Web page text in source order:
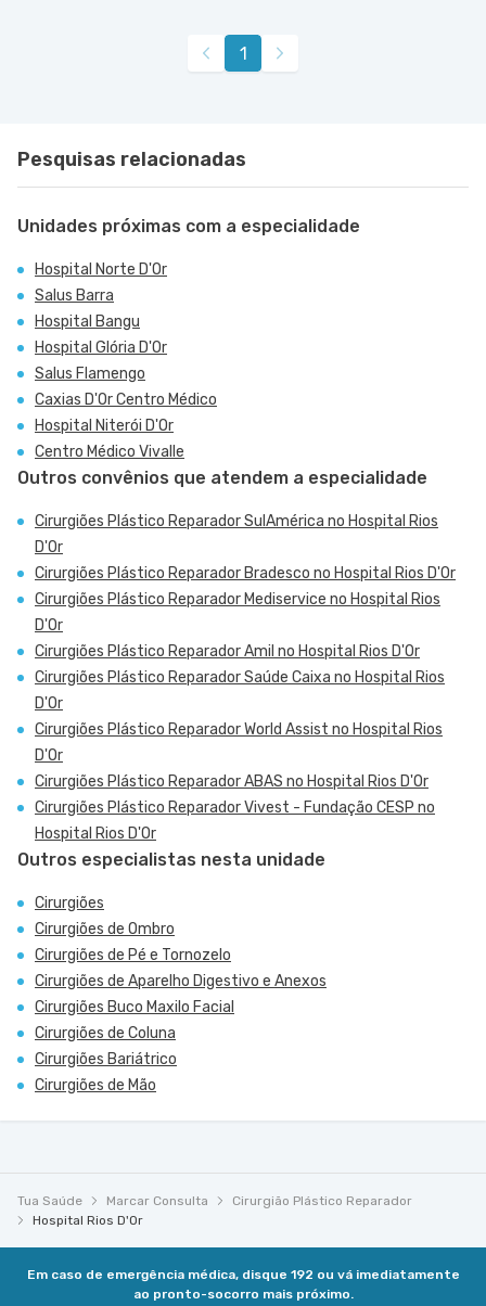
Avenida Das Americas nr. 4666 3° Andar Centro
Médico 1 - Salas 302 A2 - Barra da Tijuca, Rio de
1
Pesquisas relacionadas
Unidades próximas com a especialidade
Hospital Norte D'Or
Salus Barra
Hospital Bangu
Hospital Glória D'Or
Salus Flamengo
Caxias D'Or Centro Médico
Hospital Niterói D'Or
Centro Médico Vivalle
Outros convênios que atendem a especialidade
Cirurgiões Plástico Reparador SulAmérica no Hospital Rios
D'Or
Cirurgiões Plástico Reparador Bradesco no Hospital Rios D'Or
Cirurgiões Plástico Reparador Mediservice no Hospital Rios
D'Or
Cirurgiões Plástico Reparador Amil no Hospital Rios D'Or
Cirurgiões Plástico Reparador Saúde Caixa no Hospital Rios
D'Or
Cirurgiões Plástico Reparador World Assist no Hospital Rios
D'Or
Cirurgiões Plástico Reparador ABAS no Hospital Rios D'Or
Cirurgiões Plástico Reparador Vivest - Fundação CESP no
Hospital Rios D'Or
Outros especialistas nesta unidade
Cirurgiões
Cirurgiões de Ombro
Cirurgiões de Pé e Tornozelo
Cirurgiões de Aparelho Digestivo e Anexos
Cirurgiões Buco Maxilo Facial
Cirurgiões de Coluna
Cirurgiões Bariátrico
Cirurgiões de Mão
Tua Saúde Marcar Consulta
Cirurgião Plástico Reparador
Hospital Rios D'Or
Em caso de emergência médica, disque 192 ou vá imediatamente
ao pronto-socorro mais próximo.